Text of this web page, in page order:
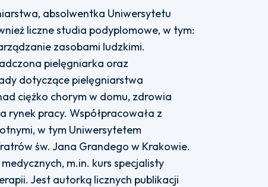
absolwentka Uniwersytetu
liczne studia podyplomowe, w tym:
zasobami ludzkimi.
pielęgniarka oraz
dotyczące pielęgniarstwa
ciężko chorym w domu, zdrowia
pracy. Współpracowała z
w tym Uniwersytetem
św. Jana Grandego w Krakowie.
m.in. kurs specjalisty
Jest autorką licznych publikacji